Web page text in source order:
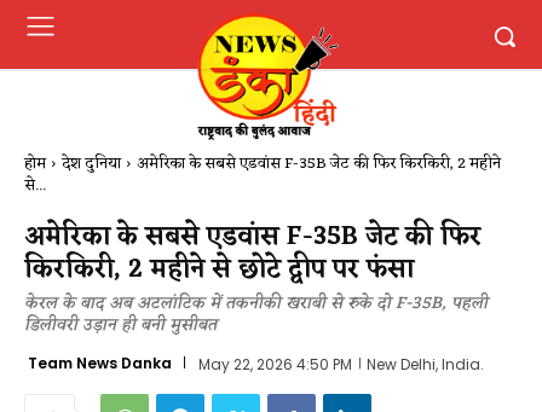
होम देश दुनिया अमेरिका के सबसे एडवांस F-35B जेट की फिर किरकिरी, 2 महीने
से...
अमेरिका के सबसे एडवांस F-35B जेट की फिर
किरकिरी, 2 महीने से छोटे द्वीप पर फंसा
केरल के बाद अब अटलांटिक में तकनीकी खराबी से रुके दो F-35B, पहली
डिलीवरी उड़ान ही बनी मुसीबत
Team News Danka May 22, 2026 4:50 PM New Delhi, India.